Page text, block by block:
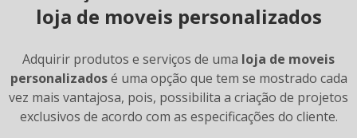
loja de moveis personalizados
Adquirir produtos e serviços de uma loja de moveis
personalizadosé uma opção que tem se mostrado cada
vez mais vantajosa, pois, possibilita a criação de projetos
exclusivos de acordo com as especificações do cliente.